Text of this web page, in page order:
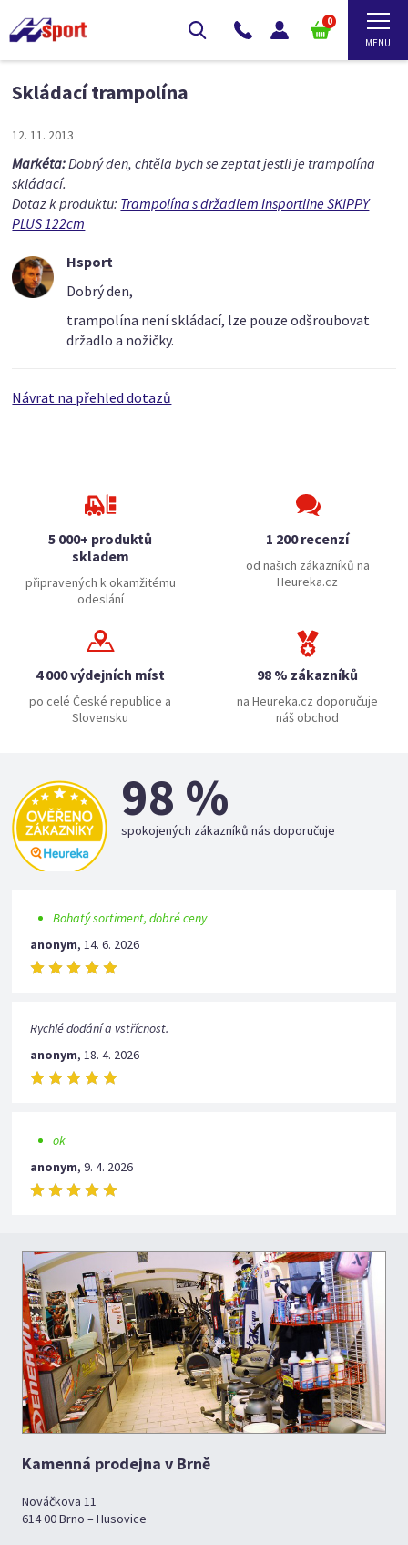
0
Skládací trampolína
12. 11. 2013
Markéta:Dobrý den, chtěla bych se zeptat jestli je trampolína
skládací.
Dotaz k produktu: Trampolína s držadlem Insportline SKIPPY
PLUS 122cm
Hsport
Dobrý den,
trampolína není skládací, lze pouze odšroubovat
držadlo a nožičky.
Návrat na přehled dotazů
5 000+ produktů
skladem
připravených k okamžitému
odeslání
1 200 recenzí
od našich zákazníků na
Heureka.cz
4 000 výdejních míst
po celé České republice a
Slovensku
98 % zákazníků
na Heureka.cz doporučuje
náš obchod
98 %
spokojených zákazníků nás doporučuje
Bohatý sortiment, dobré ceny
anonym,14. 6. 2026
Rychlé dodání a vstřícnost.
anonym,18. 4. 2026
ok
anonym,9. 4. 2026
Kamenná prodejna v Brně
Nováčkova 11
614 00 Brno – Husovice